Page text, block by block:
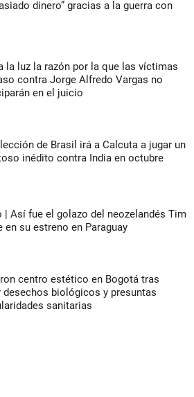
dinero” gracias a la guerra con
la luz la razón por la que las víctimas
contra Jorge Alfredo Vargas no
en el juicio
de Brasil irá a Calcuta a jugar un
inédito contra India en octubre
| Así fue el golazo del neozelandés Tim
en su estreno en Paraguay
centro estético en Bogotá tras
desechos biológicos y presuntas
sanitarias